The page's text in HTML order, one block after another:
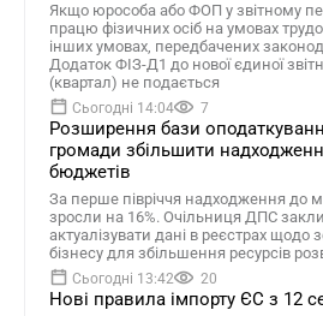
Якщо юрособа або ФОП у звітному
працю фізичних осіб на умовах
інших умовах, передбачених
Додаток ФІЗ-Д1 до нової єдиної
(квартал) не подається
Сьогодні 14:04 7
Розширення бази
громади збільшити
бюджетів
За перше півріччя надходження до
зросли на 16%. Очільниця ДПС
актуалізувати дані в реєстрах щодо
бізнесу для збільшення ресурсів
Сьогодні 13:42 20
Нові правила імпорту ЄС з 12